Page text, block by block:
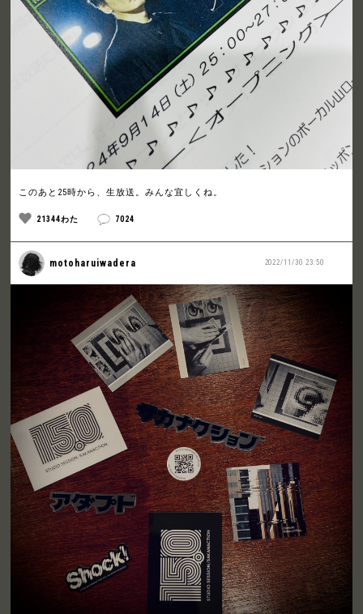
このあと25時から、生放送。みんな宜しくね。
21344わた 7024
2022/11/30 23:50
motoharuiwadera